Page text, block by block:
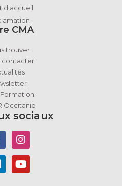
d'accueil
CMA
trouver
contacter
Occitanie
sociaux